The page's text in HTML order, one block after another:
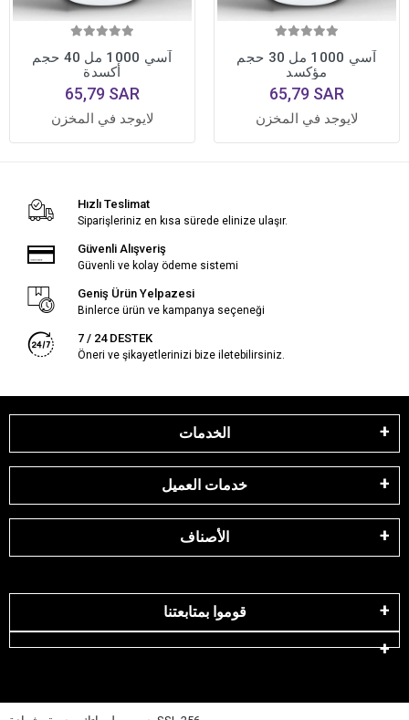
آسي 1000 مل 40 حجم
أكسدة
65,79 SAR
لايوجد في المخزن
آسي 1000 مل 30 حجم
مؤكسد
65,79 SAR
لايوجد في المخزن
Hızlı Teslimat
Siparişleriniz en kısa sürede elinize ulaşır.
Güvenli Alışveriş
Güvenli ve kolay ödeme sistemi
Geniş Ürün Yelpazesi
Binlerce ürün ve kampanya seçeneği
7 / 24 DESTEK
Öneri ve şikayetlerinizi bize iletebilirsiniz.
الخدمات
خدمات العميل
الأصناف
قوموا بمتابعتنا